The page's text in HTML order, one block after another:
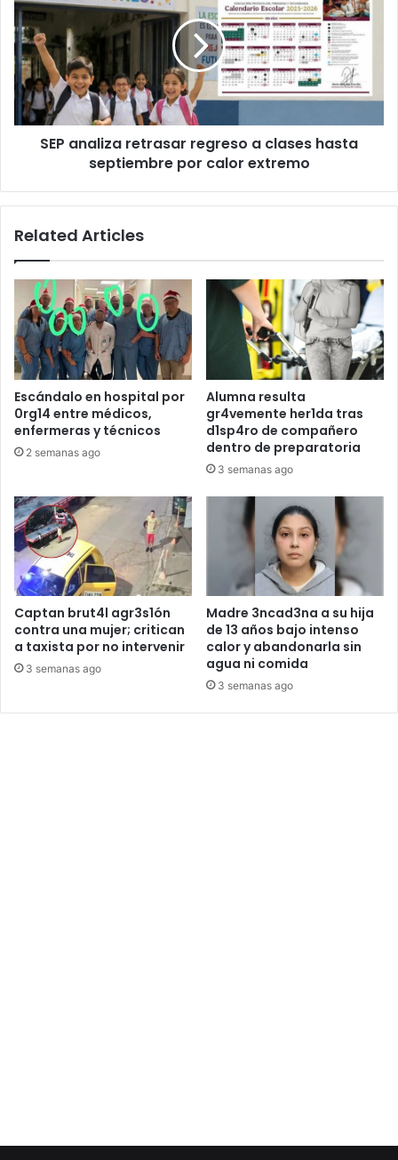
en
Juárez
retrasar
regreso
a
clases
hasta
septiembre
por
SEP analiza retrasar regreso a clases hasta
septiembre por calor extremo
Related Articles
Escándalo en hospital por
0rg14 entre médicos,
enfermeras y técnicos
2 semanas ago
Alumna resulta
gr4vemente her1da tras
d1sp4ro de compañero
dentro de preparatoria
3 semanas ago
Captan brut4l agr3s1ón
contra una mujer; critican
a taxista por no intervenir
3 semanas ago
Madre 3ncad3na a su hija
de 13 años bajo intenso
calor y abandonarla sin
agua ni comida
3 semanas ago